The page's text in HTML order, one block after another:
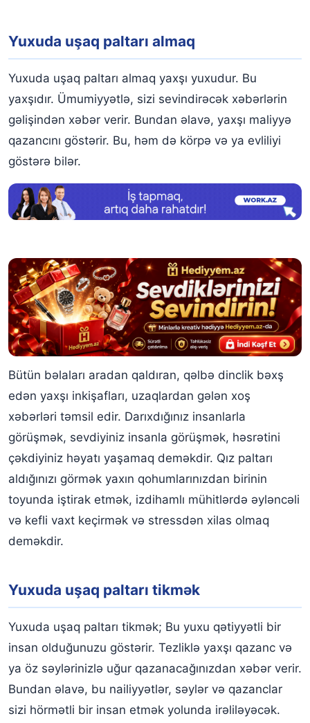
Yuxuda uşaq paltarı almaq
Yuxuda uşaq paltarı almaq yaxşı yuxudur. Bu
yaxşıdır. Ümumiyyətlə, sizi sevindirəcək xəbərlərin
gəlişindən xəbər verir. Bundan əlavə, yaxşı maliyyə
qazancını göstərir. Bu, həm də körpə və ya evliliyi
göstərə bilər.
Bütün bəlaları aradan qaldıran, qəlbə dinclik bəxş
edən yaxşı inkişafları, uzaqlardan gələn xoş
xəbərləri təmsil edir. Darıxdığınız insanlarla
görüşmək, sevdiyiniz insanla görüşmək, həsrətini
çəkdiyiniz həyatı yaşamaq deməkdir. Qız paltarı
aldığınızı görmək yaxın qohumlarınızdan birinin
toyunda iştirak etmək, izdihamlı mühitlərdə əyləncəli
və kefli vaxt keçirmək və stressdən xilas olmaq
deməkdir.
Yuxuda uşaq paltarı tikmək
Yuxuda uşaq paltarı tikmək; Bu yuxu qətiyyətli bir
insan olduğunuzu göstərir. Tezliklə yaxşı qazanc və
ya öz səylərinizlə uğur qazanacağınızdan xəbər verir.
Bundan əlavə, bu nailiyyətlər, səylər və qazanclar
sizi hörmətli bir insan etmək yolunda irəliləyəcək.